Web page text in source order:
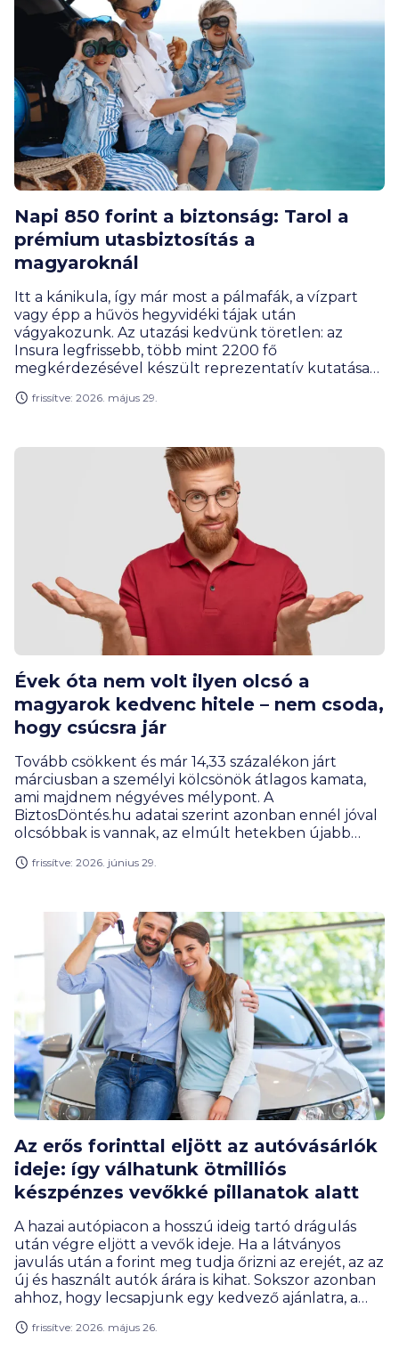
Napi 850 forint a biztonság: Tarol a
prémium utasbiztosítás a
magyaroknál
Itt a kánikula, így már most a pálmafák, a vízpart
vagy épp a hűvös hegyvidéki tájak után
vágyakozunk. Az utazási kedvünk töretlen: az
Insura legfrissebb, több mint 2200 fő
megkérdezésével készült reprezentatív kutatása
kétharmaduk az országhatárt is átlépi. Bár a családi
terén meglepő szintet léptünk: a külföldre
készülők rekordarányban, immár 38 százalékban a
legmagasabb szintű prémium utasbiztosításokat
választják a korábbi 23 százalék helyett.
frissítve: 2026. május 29.
Évek óta nem volt ilyen olcsó a
magyarok kedvenc hitele – nem csoda,
hogy csúcsra jár
Tovább csökkent és már 14,33 százalékon járt
márciusban a személyi kölcsönök átlagos kamata,
ami majdnem négyéves mélypont. A
BiztosDöntés.hu adatai szerint azonban ennél jóval
olcsóbbak is vannak, az elmúlt hetekben újabb
választék a 10 százalék alatti kamatokat kínáló
frissítve: 2026. június 29.
Az erős forinttal eljött az autóvásárlók
ideje: így válhatunk ötmilliós
készpénzes vevőkké pillanatok alatt
A hazai autópiacon a hosszú ideig tartó drágulás
után végre eljött a vevők ideje. Ha a látványos
javulás után a forint meg tudja őrizni az erejét, az az
új és használt autók árára is kihat. Sokszor azonban
ahhoz, hogy lecsapjunk egy kedvező ajánlatra, a
azonban a hitel is pillanatok alatt a
frissítve: 2026. május 26.